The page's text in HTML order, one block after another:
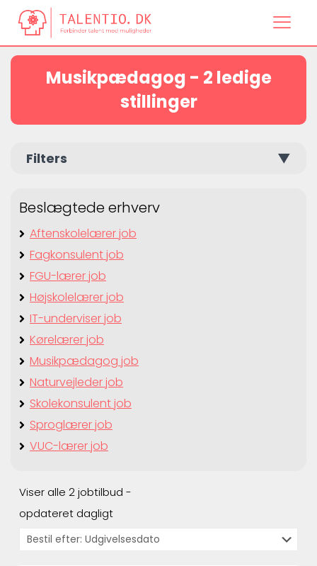
Musikpædagog - 2 ledige
stillinger
Filters ▼
Beslægtede erhverv
Aftenskolelærer job
Fagkonsulent job
FGU-lærer job
Højskolelærer job
IT-underviser job
Kørelærer job
Musikpædagog job
Naturvejleder job
Skolekonsulent job
Sproglærer job
VUC-lærer job
Viser alle 2 jobtilbud -
opdateret dagligt